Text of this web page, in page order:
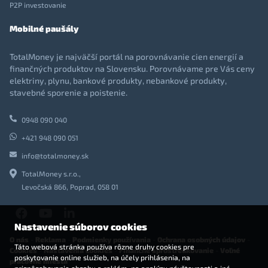
P2P investovanie
Mobilné paušály
TotalMoney je najväčší portál na porovnávanie cien energií a
finančných produktov na Slovensku. Porovnávame pre Vás ceny
elektriny, plynu, bankové produkty, nebankové produkty,
stavebné sporenie a poistenie.
0948 090 040
+421 948 090 051
info@totalmoney.sk
TotalMoney s.r.o.,
Levočská 866, Poprad, 058 01
Cookies-Nastavenia cookies -Finančné sprostredkovanie
pracovné miesta
Nastavenie súborov cookies
Táto webová stránka používa rôzne druhy cookies pre
poskytovanie online služieb, na účely prihlásenia, na